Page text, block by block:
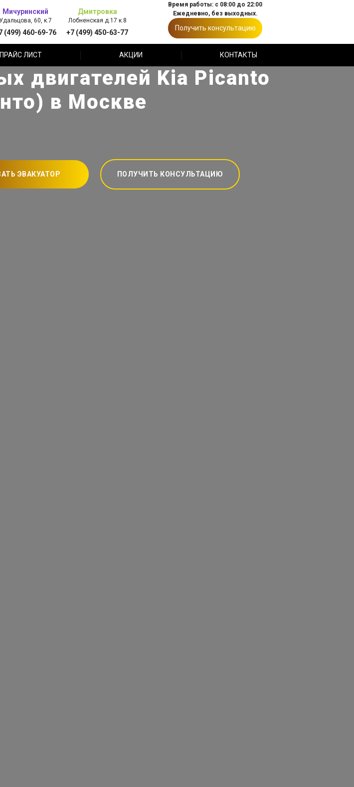
Мичуринский
Удальцова, 60, к.7
(499) 460-69-76
Дмитровка
Лобненская д.17 к.8
+7 (499) 450-63-77
Время работы: с 08:00 до 22:00
Ежедневно, без выходных.
Получить консультацию
ПРАЙС ЛИСТ АКЦИИ КОНТАКТЫ
двигателей Kia Picanto
в Москве
ЭВАКУАТОР ПОЛУЧИТЬ КОНСУЛЬТАЦИЮ